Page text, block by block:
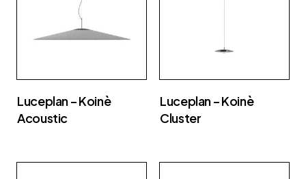
Luceplan – Koinè
Acoustic
Luceplan – Koinè
Cluster